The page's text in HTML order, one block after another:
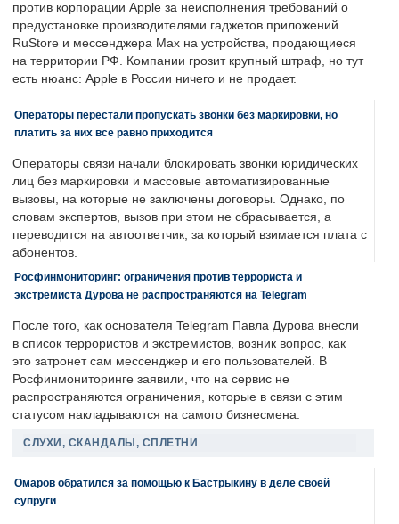
против корпорации Apple за неисполнения требований о
предустановке производителями гаджетов приложений
RuStore и мессенджера Max на устройства, продающиеся
на территории РФ. Компании грозит крупный штраф, но тут
есть нюанс: Apple в России ничего и не продает.
Операторы перестали пропускать звонки без маркировки, но
платить за них все равно приходится
Операторы связи начали блокировать звонки юридических
лиц без маркировки и массовые автоматизированные
вызовы, на которые не заключены договоры. Однако, по
словам экспертов, вызов при этом не сбрасывается, а
переводится на автоответчик, за который взимается плата с
абонентов.
Росфинмониторинг: ограничения против террориста и
экстремиста Дурова не распространяются на Telegram
После того, как основателя Telegram Павла Дурова внесли
в список террористов и экстремистов, возник вопрос, как
это затронет сам мессенджер и его пользователей. В
Росфинмониторинге заявили, что на сервис не
распространяются ограничения, которые в связи с этим
статусом накладываются на самого бизнесмена.
СЛУХИ, СКАНДАЛЫ, СПЛЕТНИ
Омаров обратился за помощью к Бастрыкину в деле своей
супруги